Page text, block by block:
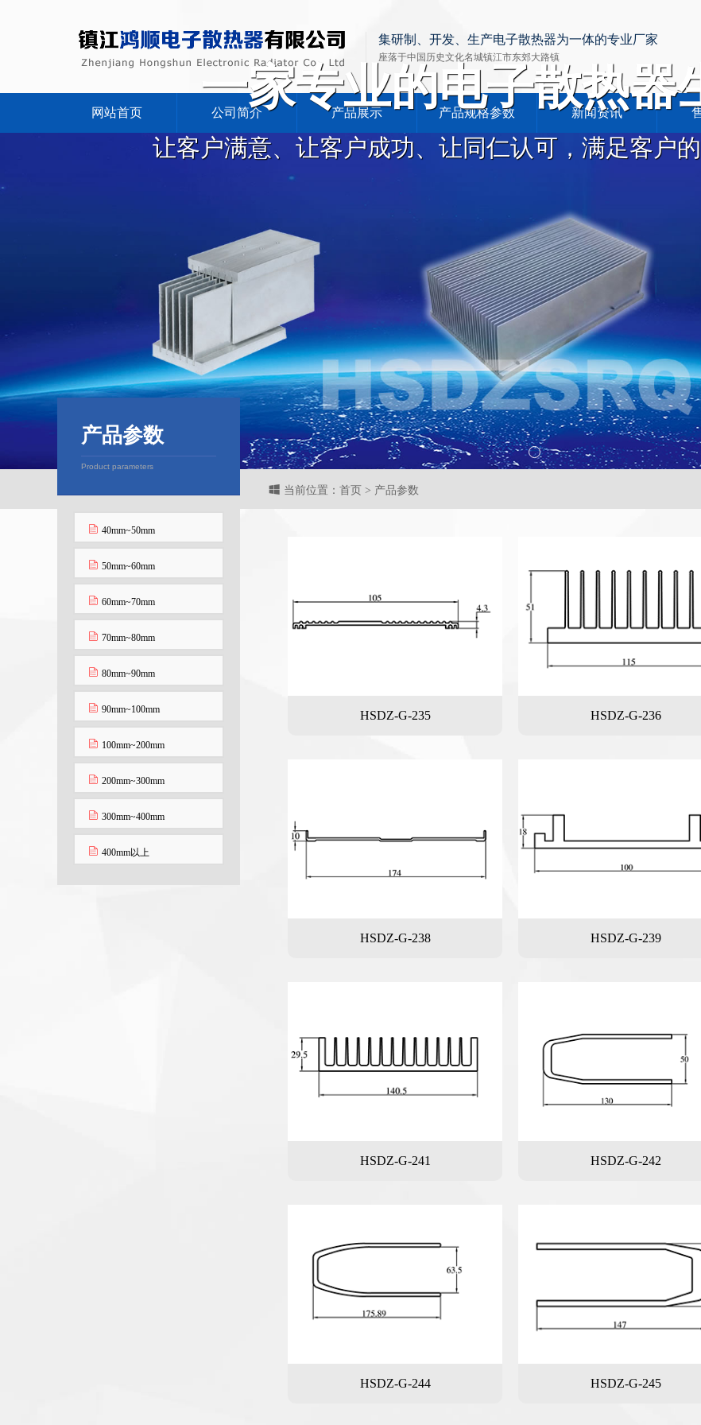
集研制、开发、生产电子散热器为一体的专业厂家
座落于中国历史文化名城镇江市东郊大路镇
网站首页 公司简介 产品展示 产品规格参数 新闻资讯
一家专业的电子散热器
让客户满意、让客户成功、让同仁认可，满足客户
当前位置：首页 > 产品参数
产品参数
Product parameters
40mm~50mm
50mm~60mm
60mm~70mm
70mm~80mm
80mm~90mm
90mm~100mm
100mm~200mm
200mm~300mm
300mm~400mm
400mm以上
HSDZ-G-235 HSDZ-G-236
HSDZ-G-238 HSDZ-G-239
HSDZ-G-241 HSDZ-G-242
HSDZ-G-244 HSDZ-G-245